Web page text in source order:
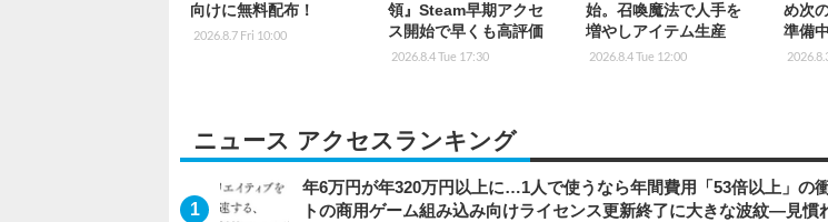
向けに無料配布！
2026.8.7 Fri 10:00
領』Steam早期アクセ
ス開始で早くも高評価
2026.8.4 Tue 17:30
始。召喚魔法で人手を
増やしアイテム生産
2026.8.4 Tue 12:00
め次
準備中
ニュース アクセスランキング
年6万円が年320万円以上に…1人で使うなら年間費用「53倍以上」の
トの商用ゲーム組み込み向けライセンス更新終了に大きな波紋―見慣